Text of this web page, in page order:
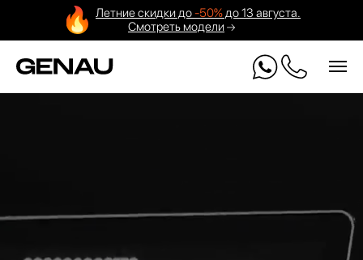
Летние скидки до-50%до 13 августа.
Смотреть модели